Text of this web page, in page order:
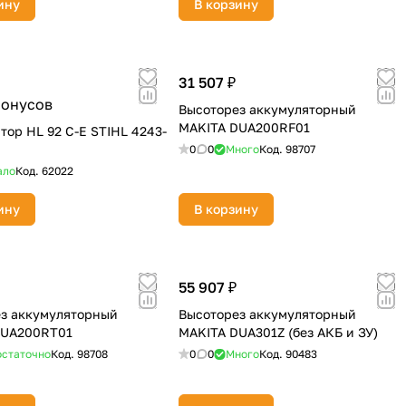
В корзину
HL 92 C-E STIHL 4243-
Код. 62022
31 507 ₽
Высоторез аккумуляторный
MAKITA DUA200RF01
0 0 МногоКод. 98707
В корзину
аккумуляторный
Код. 98708
55 907 ₽
Высоторез аккумуляторный
MAKITA DUA301Z (без АКБ и ЗУ)
0 0 МногоКод. 90483